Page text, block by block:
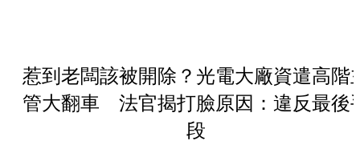
惹到老闆該被開除？光電大廠資遣高階
管大翻車 法官揭打臉原因：違反最後
段